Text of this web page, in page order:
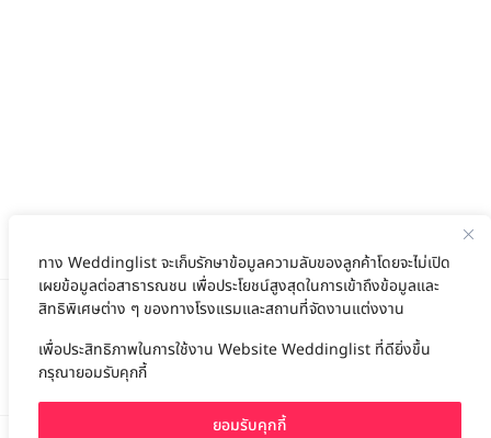
ทาง Weddinglist จะเก็บรักษาข้อมูลความลับของลูกค้าโดยจะไม่เปิด
เผยข้อมูลต่อสาธารณชน เพื่อประโยชน์สูงสุดในการเข้าถึงข้อมูลและ
สิทธิพิเศษต่าง ๆ ของทางโรงแรมและสถานที่จัดงานแต่งงาน
เพื่อประสิทธิภาพในการใช้งาน Website Weddinglist ที่ดียิ่งขึ้น
กรุณายอมรับคุกกี้
ยอมรับคุกกี้
สนับสนุนโดย